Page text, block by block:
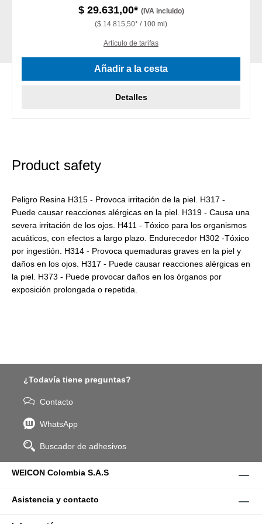
$ 29.631,00* (IVA incluido)
($ 14.815,50* / 100 ml)
Artículo de tarifas
Añadir a la cesta
Detalles
Product safety
Peligro Resina H315 - Provoca irritación de la piel. H317 -
Puede causar reacciones alérgicas en la piel. H319 - Causa una
severa irritación de los ojos. H411 - Tóxico para los organismos
acuáticos, con efectos a largo plazo. Endurecedor H302 -Tóxico
por ingestión. H314 - Provoca quemaduras graves en la piel y
daños en los ojos. H317 - Puede causar reacciones alérgicas en
la piel. H373 - Puede provocar daños en los órganos por
exposición prolongada o repetida.
¿Todavía tiene preguntas?
Contacto
WhatsApp
Buscador de adhesivos
WEICON Colombia S.A.S
Asistencia y contacto